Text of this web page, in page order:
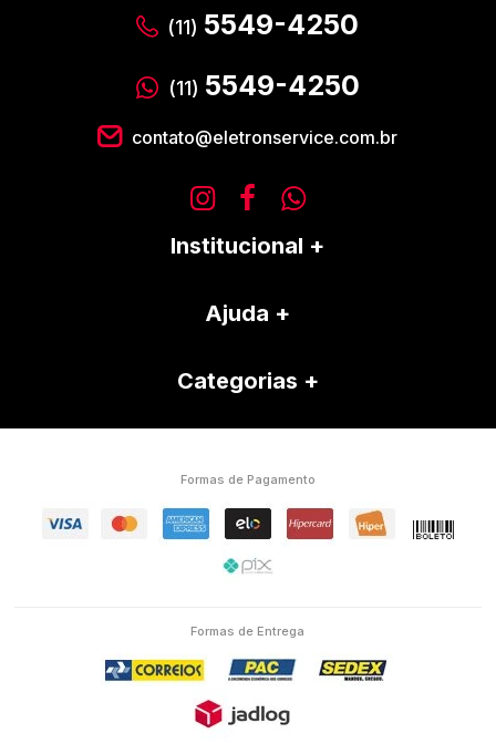
(11) 5549-4250
(11) 5549-4250
contato@eletronservice.com.br
Institucional
Ajuda
Categorias
Formas de Pagamento
Formas de Entrega